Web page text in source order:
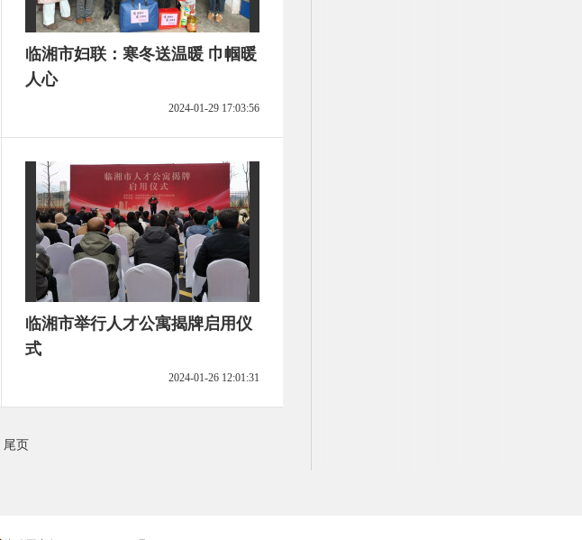
临湘市妇联：寒冬送温暖 巾帼暖
人心
2024-01-29 17:03:56
临湘市举行人才公寓揭牌启用仪
式
2024-01-26 12:01:31
尾页